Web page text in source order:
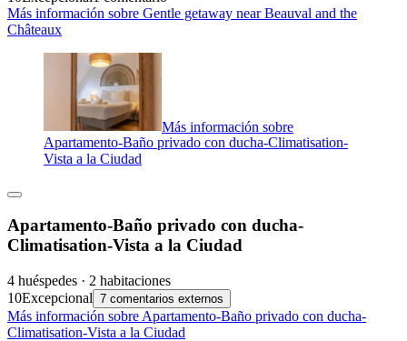
Más información sobre Gentle getaway near Beauval and the
Châteaux
Más información sobre
Apartamento-Baño privado con ducha-Climatisation-
Vista a la Ciudad
Apartamento-Baño privado con ducha-
Climatisation-Vista a la Ciudad
4 huéspedes · 2 habitaciones
10Excepcional 7 comentarios externos
Más información sobre Apartamento-Baño privado con ducha-
Climatisation-Vista a la Ciudad